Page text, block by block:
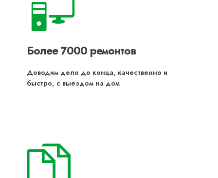
Более 7000 ремонтов
Доводим дело до конца, качественно и
быстро, с выездом на дом